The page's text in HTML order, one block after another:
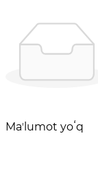
Maʼlumot yoʻq